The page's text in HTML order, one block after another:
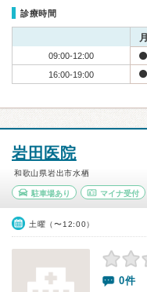
診療時間
月
09:00-12:00
16:00-19:00
岩田医院
和歌山県岩出市水栖
駐車場あり マイナ受付
土曜（〜12:00）
0件